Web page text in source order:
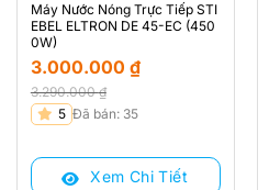
Máy Nước Nóng Trực Tiếp STI
EBEL ELTRON DE 45-EC (450
0W)
3.290.000₫
Giá
là:
3.290.000 ₫.
3.000.000 ₫
Giá
tại
5 Đã bán: 35
Xem Chi Tiết